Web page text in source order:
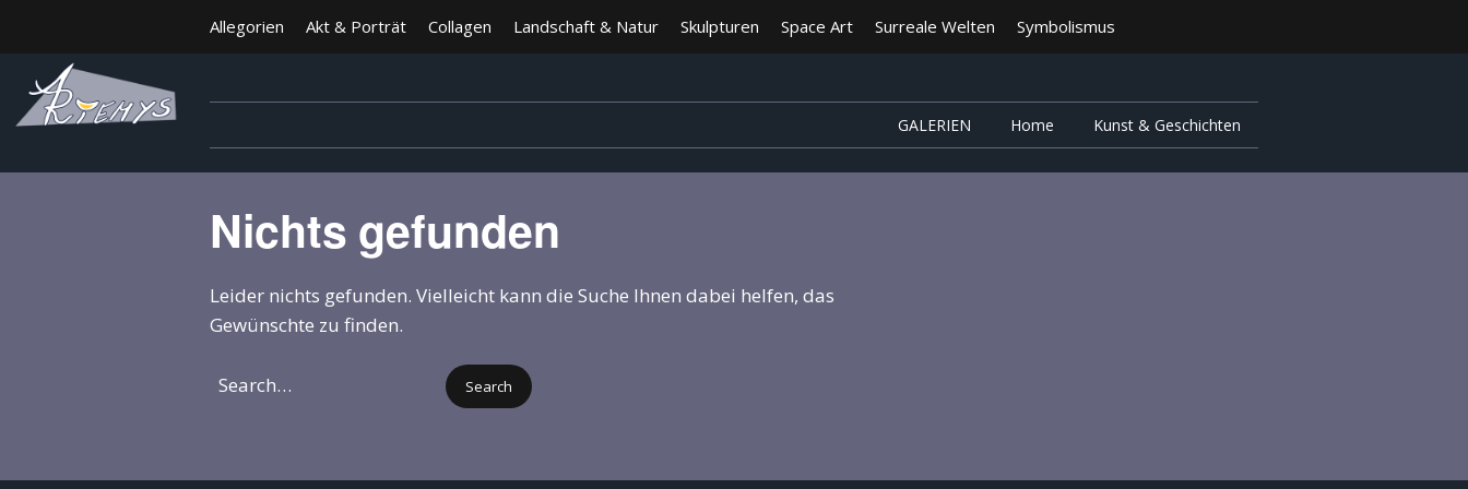
Allegorien Akt & Porträt Collagen Landschaft & Natur Skulpturen Space Art Surreale Welten Symbolismus
GALERIEN Home Kunst & Geschichten
Nichts gefunden
Leider nichts gefunden. Vielleicht kann die Suche Ihnen dabei helfen, das
Gewünschte zu finden.